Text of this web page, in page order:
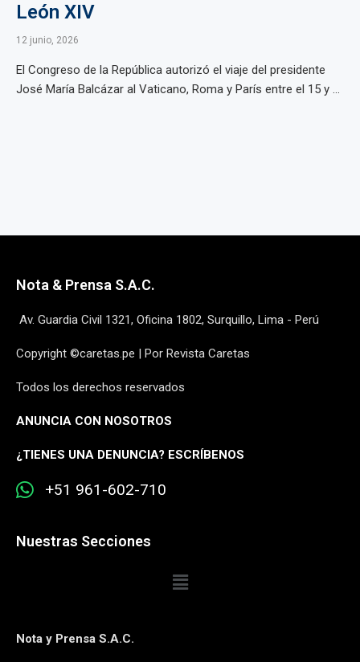
León XIV
12 junio, 2026
El Congreso de la República autorizó el viaje del presidente
José María Balcázar al Vaticano, Roma y París entre el 15 y ...
Nota & Prensa S.A.C.
Av. Guardia Civil 1321, Oficina 1802, Surquillo, Lima - Perú
Copyright ©caretas.pe | Por Revista Caretas
Todos los derechos reservados
ANUNCIA CON NOSOTROS
¿TIENES UNA DENUNCIA? ESCRÍBENOS
+51 961-602-710
Nuestras Secciones
Nota y Prensa S.A.C.